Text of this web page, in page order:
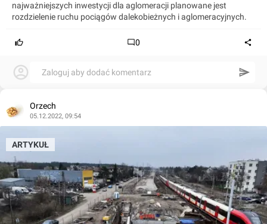
najważniejszych inwestycji dla aglomeracji planowane jest
rozdzielenie ruchu pociągów dalekobieżnych i aglomeracyjnych.
0
Zaloguj aby dodać komentarz
Orzech
05.12.2022, 09:54
ARTYKUŁ